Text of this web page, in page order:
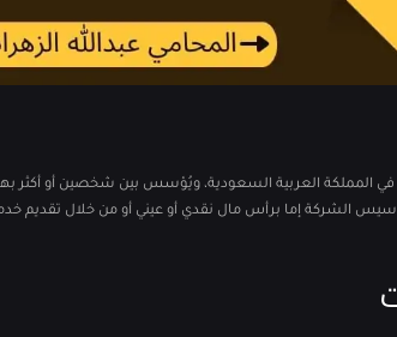
المملكة العربية السعودية، ويُؤسس بين شخصين أو أكثر
الشركة إما برأس مال نقدي أو عيني أو من خلال تقديم